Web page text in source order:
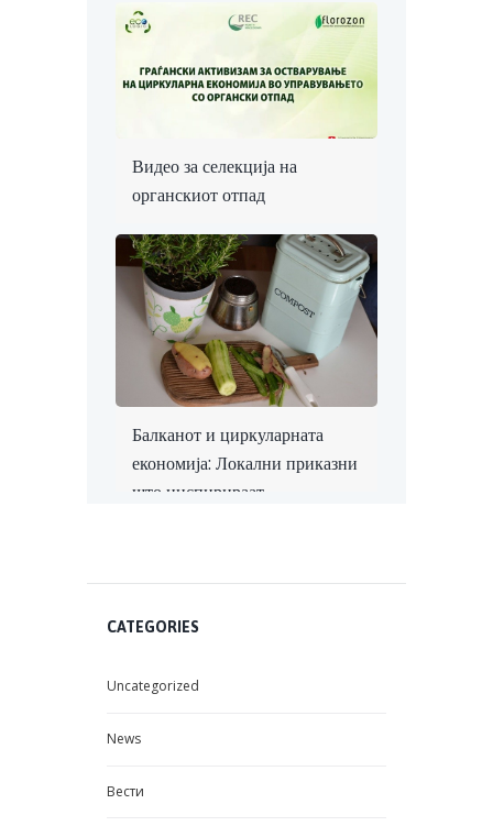
Видео за селекција на
органскиот отпад
Балканот и циркуларната
економија: Локални приказни
што инспирираат
CATEGORIES
Uncategorized
News
Вести